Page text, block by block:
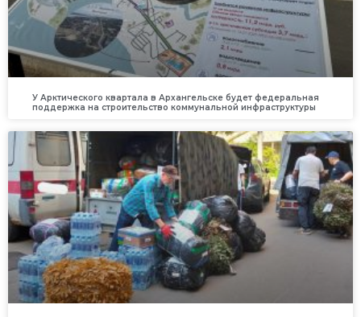
У Арктического квартала в Архангельске будет федеральная
поддержка на строительство коммунальной инфраструктуры